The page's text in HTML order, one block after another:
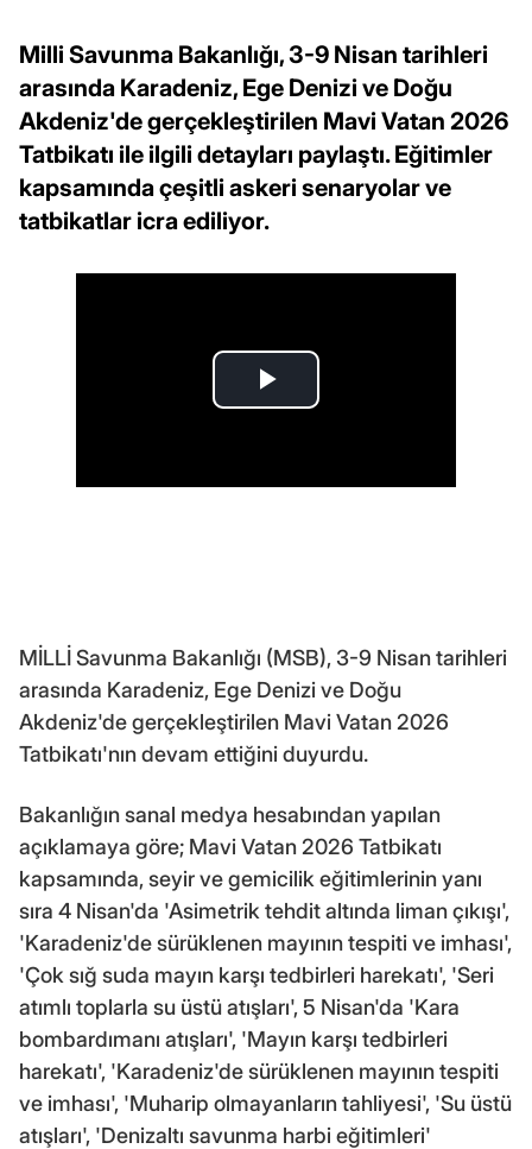
Milli Savunma Bakanlığı, 3-9 Nisan tarihleri
arasında Karadeniz, Ege Denizi ve Doğu
Akdeniz'de gerçekleştirilen Mavi Vatan 2026
Tatbikatı ile ilgili detayları paylaştı. Eğitimler
kapsamında çeşitli askeri senaryolar ve
tatbikatlar icra ediliyor.
MİLLİ Savunma Bakanlığı (MSB), 3-9 Nisan tarihleri
arasında Karadeniz, Ege Denizi ve Doğu
Akdeniz'de gerçekleştirilen Mavi Vatan 2026
Tatbikatı'nın devam ettiğini duyurdu.
Bakanlığın sanal medya hesabından yapılan
açıklamaya göre; Mavi Vatan 2026 Tatbikatı
kapsamında, seyir ve gemicilik eğitimlerinin yanı
sıra 4 Nisan'da 'Asimetrik tehdit altında liman çıkışı',
'Karadeniz'de sürüklenen mayının tespiti ve imhası',
'Çok sığ suda mayın karşı tedbirleri harekatı', 'Seri
atımlı toplarla su üstü atışları', 5 Nisan'da 'Kara
bombardımanı atışları', 'Mayın karşı tedbirleri
harekatı', 'Karadeniz'de sürüklenen mayının tespiti
ve imhası', 'Muharip olmayanların tahliyesi', 'Su üstü
atışları', 'Denizaltı savunma harbi eğitimleri'